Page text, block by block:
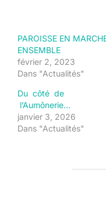
PAROISSE EN
ENSEMBLE
février 2, 2023
Dans "Actualités"
Du côté de
l’Aumônerie…
janvier 3, 2026
Dans "Actualités"